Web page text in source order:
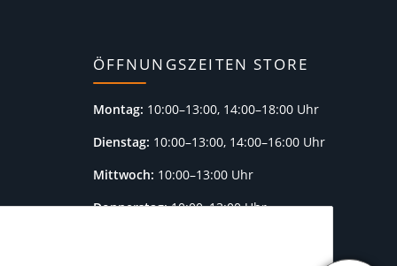
ÖFFNUNGSZEITEN STORE
Montag: 10:00–13:00, 14:00–18:00 Uhr
Dienstag: 10:00–13:00, 14:00–16:00 Uhr
Mittwoch: 10:00–13:00 Uhr
Donnerstag:10:00–13:00 Uhr